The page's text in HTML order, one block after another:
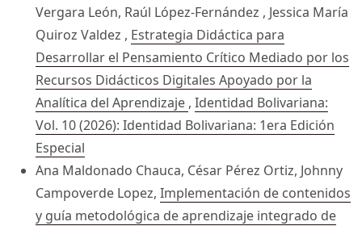
Vergara León, Raúl López-Fernández , Jessica María
Quiroz Valdez , Estrategia Didáctica para
Desarrollar el Pensamiento Crítico Mediado por los
Recursos Didácticos Digitales Apoyado por la
Analítica del Aprendizaje , Identidad Bolivariana:
Vol. 10 (2026): Identidad Bolivariana: 1era Edición
Especial
Ana Maldonado Chauca, César Pérez Ortiz, Johnny
Campoverde Lopez, Implementación de contenidos
y guía metodológica de aprendizaje integrado de